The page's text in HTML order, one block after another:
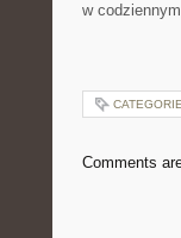
w
Comments